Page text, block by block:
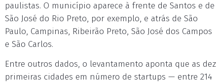
paulistas. O município aparece à frente de Santos e de
São José do Rio Preto, por exemplo, e atrás de São
Paulo, Campinas, Ribeirão Preto, São José dos Campos
e São Carlos.
Entre outros dados, o levantamento aponta que as dez
primeiras cidades em número de startups — entre 214